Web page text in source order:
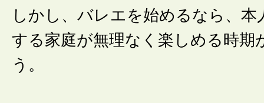
しかし、バレエを始めるなら、本
する家庭が無理なく楽しめる時期
う。